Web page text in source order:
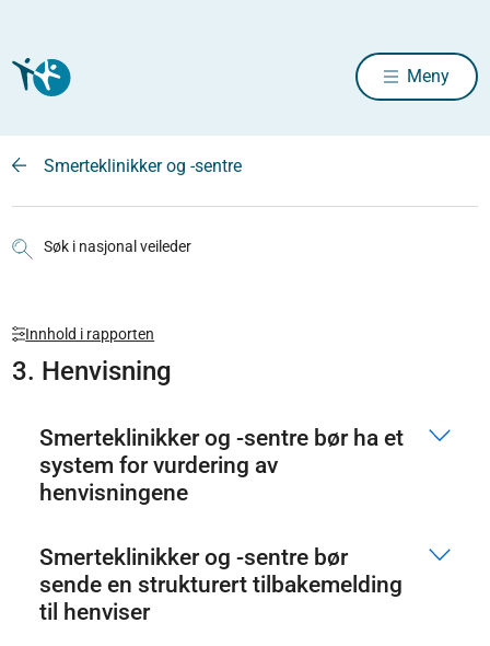
Meny
Smerteklinikker og -sentre
Søk i nasjonal veileder
Innhold i rapporten
3. Henvisning
Smerteklinikker og -sentre bør ha et
system for vurdering av
henvisningene
Smerteklinikker og -sentre bør
sende en strukturert tilbakemelding
til henviser